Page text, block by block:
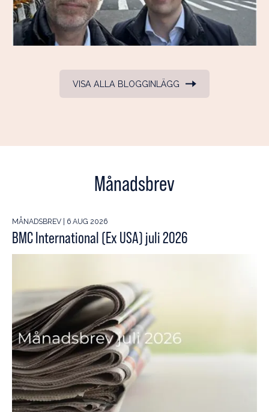
VISA ALLA BLOGGINLÄGG
Månadsbrev
MÅNADSBREV | 6 AUG 2026
BMC International (Ex USA) juli 2026